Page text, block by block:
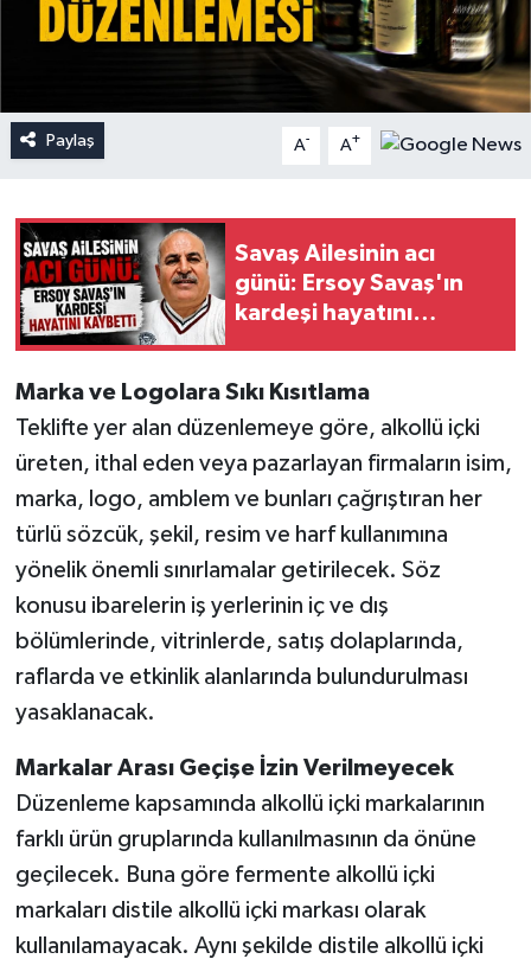
Paylaş A- A+
Savaş Ailesinin acı
günü: Ersoy Savaş'ın
kardeşi hayatını
Marka ve Logolara Sıkı Kısıtlama
Teklifte yer alan düzenlemeye göre, alkollü içki
üreten, ithal eden veya pazarlayan firmaların isim,
marka, logo, amblem ve bunları çağrıştıran her
türlü sözcük, şekil, resim ve harf kullanımına
yönelik önemli sınırlamalar getirilecek. Söz
konusu ibarelerin iş yerlerinin iç ve dış
bölümlerinde, vitrinlerde, satış dolaplarında,
raflarda ve etkinlik alanlarında bulundurulması
yasaklanacak.
Markalar Arası Geçişe İzin Verilmeyecek
Düzenleme kapsamında alkollü içki markalarının
farklı ürün gruplarında kullanılmasının da önüne
geçilecek. Buna göre fermente alkollü içki
markaları distile alkollü içki markası olarak
kullanılamayacak. Aynı şekilde distile alkollü içki